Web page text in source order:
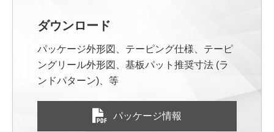
ダウンロード
パッケージ外形図、テーピング仕様、テーピ
ングリール外形図、基板パット推奨寸法 (ラ
ンドパターン)、等
パッケージ情報